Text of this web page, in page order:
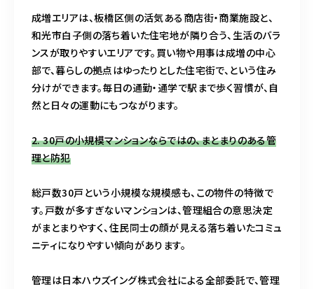
成増エリアは、板橋区側の活気ある商店街・商業施設と、
和光市白子側の落ち着いた住宅地が隣り合う、生活のバラ
ンスが取りやすいエリアです。買い物や用事は成増の中心
部で、暮らしの拠点はゆったりとした住宅街で、という住み
分けができます。毎日の通勤・通学で駅まで歩く習慣が、自
然と日々の運動にもつながります。
2. 30戸の小規模マンションならではの、まとまりのある管
理と防犯
総戸数30戸という小規模な規模感も、この物件の特徴で
す。戸数が多すぎないマンションは、管理組合の意思決定
がまとまりやすく、住民同士の顔が見える落ち着いたコミュ
ニティになりやすい傾向があります。
管理は日本ハウズイング株式会社による全部委託で、管理